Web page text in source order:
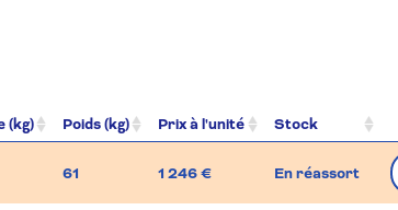
(kg) Poids (kg) Prix à l'unité Stock
61 1 246 € En réassort